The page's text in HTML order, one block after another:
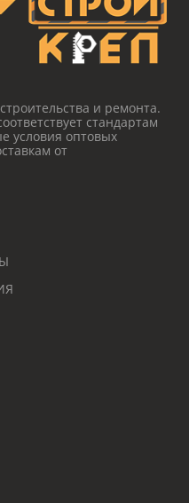
и ремонта.
стандартам
условия оптовых
от